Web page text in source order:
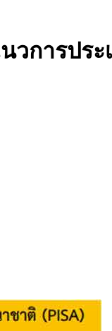
วการปร